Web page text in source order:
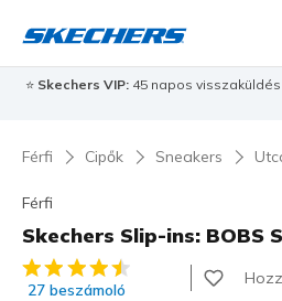
⭐ Skechers VIP:45 napos
Férfi Cipők Sneakers
Férfi
Skechers Slip-ins: BOBS
3,1 az 5-ből ügyfélértékelés
27 beszámoló